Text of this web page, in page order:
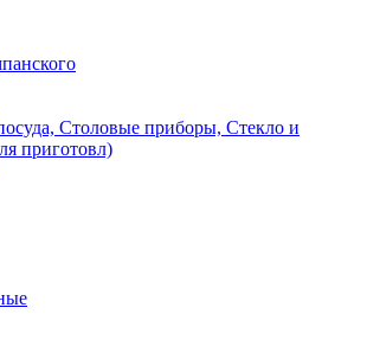
Столовые приборы, Стекло и
приготовл)